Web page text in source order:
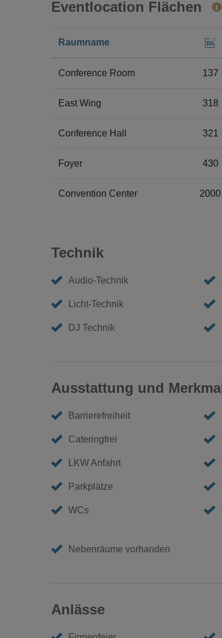
Eventlocation Flächen
Raumname
Conference Room 137
East Wing 318
Conference Hall 321
Foyer 430
Convention Center 2000
Technik
Audio-Technik
Licht-Technik
DJ Technik
Ausstattung und
Barrierefreiheit
Cateringfrei
LKW Anfahrt
Parkplätze
WCs
Nebenräume vorhanden
Anlässe